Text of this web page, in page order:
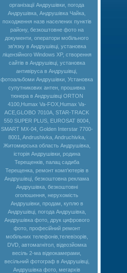
організації Андрушівки, погода
Андрушівка, Андрушівка Чайка,
походження назв населених пунктів
району, безкоштовне фото на
документи, оператори мобільного
зв'язку в Андрушівці, установка
ліцензійного Windows XP, створення
сайтів в Андрушівці, установка
антивіруса в Андрушівці,
фотоальбоми Андрушівки, Установка
супутникових антен, прошивка
тюнера в Андрушівці ORTON
4100,Humax Va-FOX,Нumax Va-
ACE,GLOBO 7010A, STAR-TRACK
550 SUPER PLUS, EUROSAT 8004,
SMART MX-04, Golden Interstar 7700-
8001, Andrushivka, Andruchivka,
Житомирська область Андрушівка,
історія Андрушівки, родина
Терещенків, палац садиба
Терещенка, ремонт комп'ютерів в
Андрушівці, безкоштовна реклама
Андрушівка, безкоштовні
оголошення, нерухомість
Андрушівки, продам, куплю в
Андрушівці, погода Андрушівка,
Андрушівка фото, друк цифрового
фото, професійний ремонт
мобільних телефонів,телевізорів,
DVD, автомагнітол, відеозйомка
весіль 2-ма відеокамерами,
весільний фотограф в Андрушівці,
Андрушівка фото, мегархів